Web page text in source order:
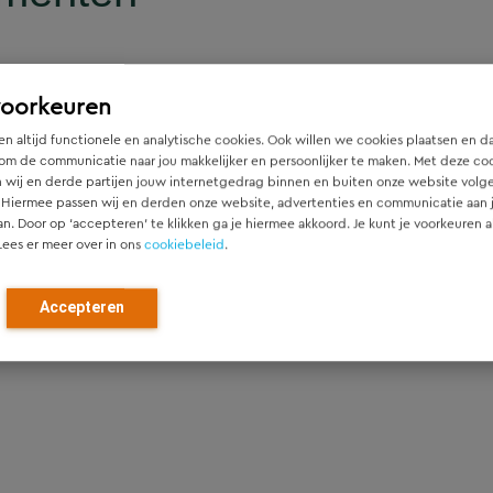
altijd functionele en analytische cookies. Ook willen we cookies plaatsen en
de communicatie naar jou makkelijker en persoonlijker te maken. Met deze
wij en derde partijen jouw internetgedrag binnen en buiten onze website
passen wij en derden onze website, advertenties en communicatie aan
Door op ‘accepteren’ te klikken ga je hiermee akkoord. Je kunt je voorkeuren
er meer over in onscookiebeleid.
Accepteren
De Haar heeft een rondgang door het kasteel
een review gedaan op de ontwerpdocumenten
te Haarzuilens. Het betreft de HWA/Riolering; Koud- en
koeling en de Regelinstallatie.